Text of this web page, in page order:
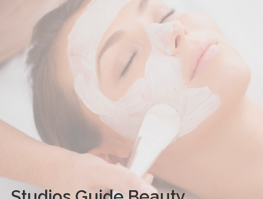
MEXICO
BEAUTY
FITPASS TV
TRENDS
MORE…